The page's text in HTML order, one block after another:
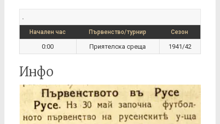
.
Начален час Първенство/турнир Сезон
0:00 Приятелска среща 1941/42
Инфо